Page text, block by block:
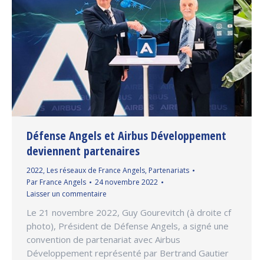
Défense Angels et Airbus Développement
deviennent partenaires
2022, Les réseaux de France Angels, Partenariats
Par France Angels
24 novembre 2022
Laisser un commentaire
Le 21 novembre 2022, Guy Gourevitch (à droite cf
photo), Président de Défense Angels, a signé une
convention de partenariat avec Airbus
Développement représenté par Bertrand Gautier